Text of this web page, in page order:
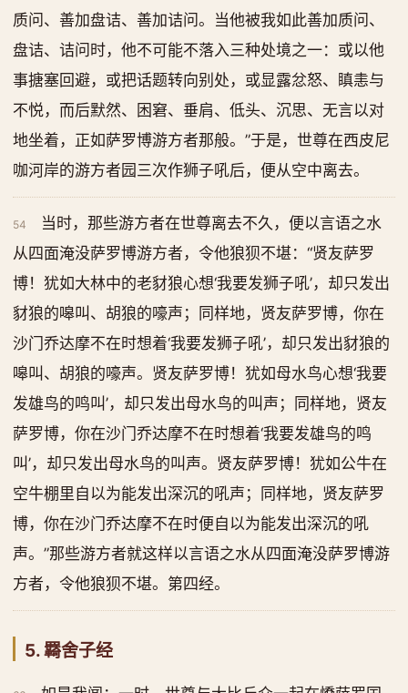
质问、善加盘诘、善加诘问。当他被我如此善加质问、
盘诘、诘问时，他不可能不落入三种处境之一：或以他
事搪塞回避，或把话题转向别处，或显露忿怒、瞋恚与
不悦，而后默然、困窘、垂肩、低头、沉思、无言以对
地坐着，正如萨罗博游方者那般。”于是，世尊在西皮尼
咖河岸的游方者园三次作狮子吼后，便从空中离去。
54
当时，那些游方者在世尊离去不久，便以言语之水
从四面淹没萨罗博游方者，令他狼狈不堪：“贤友萨罗
博！犹如大林中的老豺狼心想‘我要发狮子吼’，却只发出
豺狼的嗥叫、胡狼的嚎声；同样地，贤友萨罗博，你在
沙门乔达摩不在时想着‘我要发狮子吼’，却只发出豺狼的
嗥叫、胡狼的嚎声。贤友萨罗博！犹如母水鸟心想‘我要
发雄鸟的鸣叫’，却只发出母水鸟的叫声；同样地，贤友
萨罗博，你在沙门乔达摩不在时想着‘我要发雄鸟的鸣
叫’，却只发出母水鸟的叫声。贤友萨罗博！犹如公牛在
空牛棚里自以为能发出深沉的吼声；同样地，贤友萨罗
博，你在沙门乔达摩不在时便自以为能发出深沉的吼
声。”那些游方者就这样以言语之水从四面淹没萨罗博游
方者，令他狼狈不堪。第四经。
5. 羇舍子经